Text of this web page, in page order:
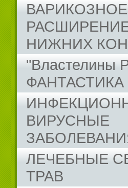
ВАРИКОЗНОЕ
НИЖНИХ
"Властелины
ФАНТАСТИКА
ВИРУСНЫЕ
ЛЕЧЕБНЫЕ
ТРАВ